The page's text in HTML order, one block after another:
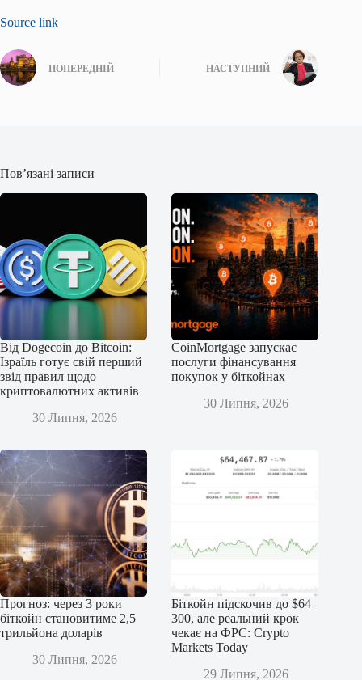
Source link
ПОПЕРЕДНІЙ НАСТУПНИЙ
Пов’язані записи
Від Dogecoin до Bitcoin:
Ізраїль готує свій перший
звід правил щодо
криптовалютних активів
30 Липня, 2026
CoinMortgage запускає
послуги фінансування
покупок у біткойнах
30 Липня, 2026
Прогноз: через 3 роки
біткойн становитиме 2,5
трильйона доларів
30 Липня, 2026
Біткойн підскочив до $64
300, але реальний крок
чекає на ФРС: Crypto
Markets Today
29 Липня, 2026